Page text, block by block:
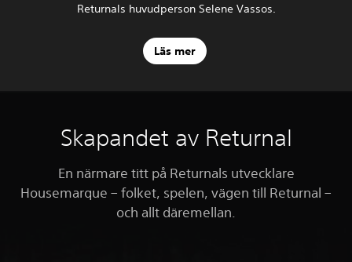
Returnals huvudperson Selene Vassos.
Läs mer
Skapandet av Returnal
En närmare titt på Returnals utvecklare
Housemarque – folket, spelen, vägen till Returnal –
och allt däremellan.